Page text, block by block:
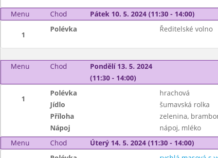
Menu Chod Pátek 10. 5. 2024 (11:30 - 14:00)
1
Polévka Ředitelské volno
Menu Chod
Pondělí 13. 5. 2024
(11:30 - 14:00)
1
Polévka
hrachová
Jídlo
šumavská rolka
Příloha
zelenina,
Nápoj
nápoj, mléko
Menu
Chod Úterý 14. 5. 2024 (11:30 - 14:00)